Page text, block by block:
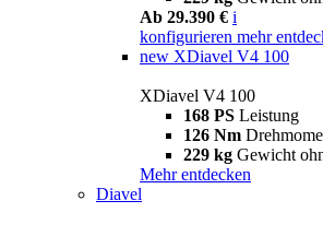
Ab 29.390 € i
konfigurieren mehr
new XDiavel V4 100
XDiavel V4 100
168 PS Leistung
126 Nm
229 kg Gewicht
Mehr entdecken
Diavel